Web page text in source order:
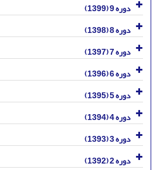
دوره 9 (1399)
دوره 8 (1398)
دوره 7 (1397)
دوره 6 (1396)
دوره 5 (1395)
دوره 4 (1394)
دوره 3 (1393)
دوره 2 (1392)